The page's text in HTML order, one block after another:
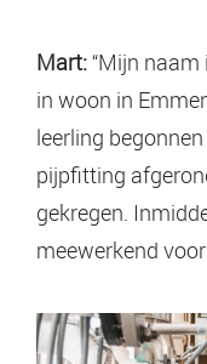
Mart:“Mijn naam
in woon in
leerling
pijpfitting
gekregen.
meewerkend